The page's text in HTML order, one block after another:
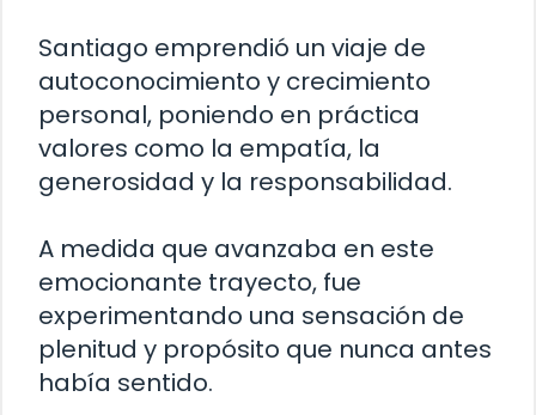
Santiago emprendió un viaje de
autoconocimiento y crecimiento
personal, poniendo en práctica
valores como la empatía, la
generosidad y la responsabilidad.
A medida que avanzaba en este
emocionante trayecto, fue
experimentando una sensación de
plenitud y propósito que nunca antes
había sentido.